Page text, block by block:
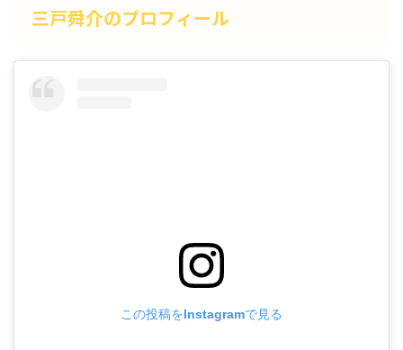
三戸舜介のプロフィール
この投稿をInstagramで見る